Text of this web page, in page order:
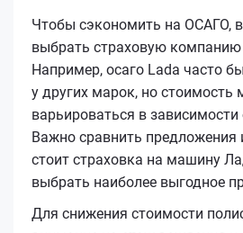
Чтобы сэкономить на ОСАГО,
выбрать страховую компанию
Например, осаго Lada часто
у других марок, но стоимость
варьироваться в
Важно сравнить предложения
стоит страховка на машину
выбрать наиболее выгодное
Для снижения стоимости